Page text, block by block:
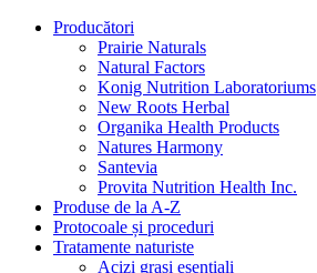
Producători
Prairie Naturals
Natural Factors
Konig Nutrition Laboratoriums
New Roots Herbal
Organika Health Products
Natures Harmony
Santevia
Provita Nutrition Health Inc.
Produse de la A-Z
Protocoale și proceduri
Tratamente naturiste
Acizi grași esențiali